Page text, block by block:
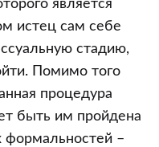
является
истец сам себе
стадию,
Помимо того
процедура
быть им пройдена
–